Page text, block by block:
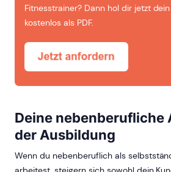
Fitnesstrainer? Dann hol dir jetzt
kostenlos als PDF.
Deine nebenberufliche
der Ausbildung
Wenn du nebenberuflich als